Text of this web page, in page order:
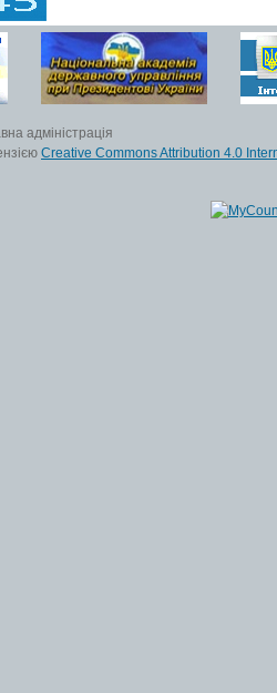
адміністрація
Creative Commons Attribution 4.0